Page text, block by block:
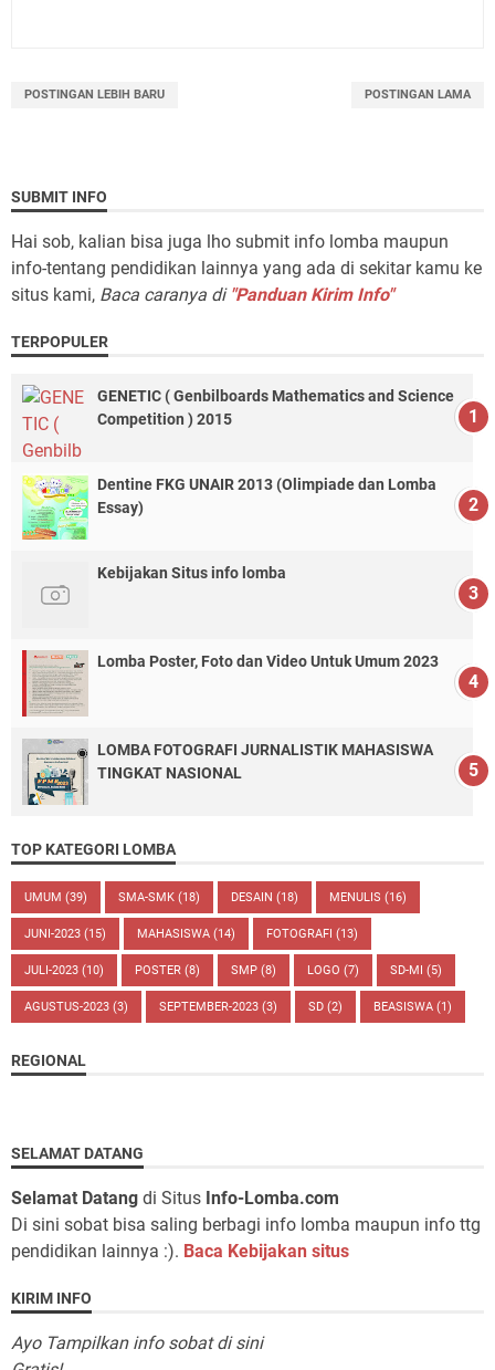
POSTINGAN LEBIH BARU POSTINGAN LAMA
SUBMIT INFO
Hai sob, kalian bisa juga lho submit info lomba maupun
info-tentang pendidikan lainnya yang ada di sekitar kamu ke
situs kami, Baca caranya di "Panduan Kirim Info"
TERPOPULER
GENETIC ( Genbilboards Mathematics and Science
Competition ) 2015
Dentine FKG UNAIR 2013 (Olimpiade dan Lomba
Essay)
Kebijakan Situs info lomba
Lomba Poster, Foto dan Video Untuk Umum 2023
LOMBA FOTOGRAFI JURNALISTIK MAHASISWA
TINGKAT NASIONAL
TOP KATEGORI LOMBA
UMUM (39) SMA-SMK (18) DESAIN (18) MENULIS (16)
JUNI-2023 (15) MAHASISWA (14) FOTOGRAFI (13)
JULI-2023 (10) POSTER (8) SMP (8) LOGO (7) SD-MI (5)
AGUSTUS-2023 (3) SEPTEMBER-2023 (3) SD (2) BEASISWA (1)
REGIONAL
SELAMAT DATANG
Selamat Datang di Situs Info-Lomba.com
Di sini sobat bisa saling berbagi info lomba maupun info ttg
pendidikan lainnya :). Baca Kebijakan situs
KIRIM INFO
Ayo Tampilkan info sobat di sini